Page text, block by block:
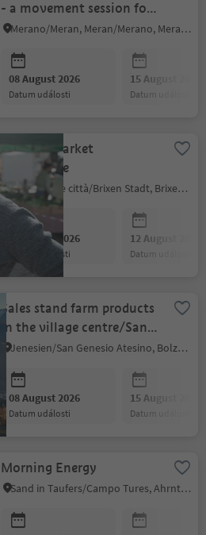
- a movement session for
body and soul
Merano/Meran, Meran/Merano, Meran/Merano and environs
08 August 2026
datum události
15 August 2026
datum události
Farmers Market
Bressanone
Bressanone città/Brixen Stadt, Brixen/Bressanone, Brixen/Bressanone and environs
08 August 2026
datum události
12 August 2026
datum události
Sales stand farm products
in the village centre/San
Genesio
Jenesien/San Genesio Atesino, Bolzano/Bozen and environs
08 August 2026
datum události
15 August 2026
datum události
Morning Energy
Sand in Taufers/Campo Tures, Ahrntal/Valle Aurina